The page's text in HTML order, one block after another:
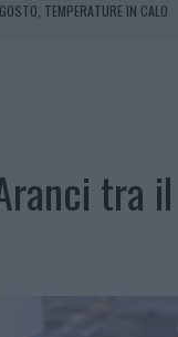
TEMPERATURE IN CALO
LA VICESINDACO: “ORGOGLIO
tra